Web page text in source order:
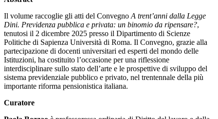
Il volume raccoglie gli atti del Convegno A trent’anni dalla Legge
Dini. Previdenza pubblica e privata: un binomio da ripensare?,
tenutosi il 2 dicembre 2025 presso il Dipartimento di Scienze
Politiche di Sapienza Università di Roma. Il Convegno, grazie alla
partecipazione di docenti universitari ed esperti del mondo delle
Istituzioni, ha costituito l’occasione per una riflessione
interdisciplinare sullo stato dell’arte e le prospettive di sviluppo del
sistema previdenziale pubblico e privato, nel trentennale della più
importante riforma pensionistica italiana.
Curatore